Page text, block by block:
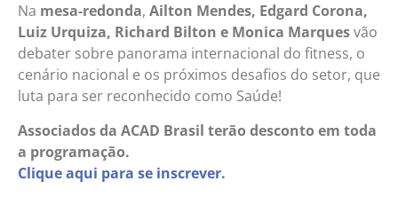
Na mesa-redonda, Ailton Mendes, Edgard Corona,
Luiz Urquiza, Richard Bilton e Monica Marquesvão
debater sobre panorama internacional do fitness, o
cenário nacional e os próximos desafios do setor, que
luta para ser reconhecido como Saúde!
Associados da ACAD Brasil terão desconto em toda
a programação.
Clique aqui para se inscrever.